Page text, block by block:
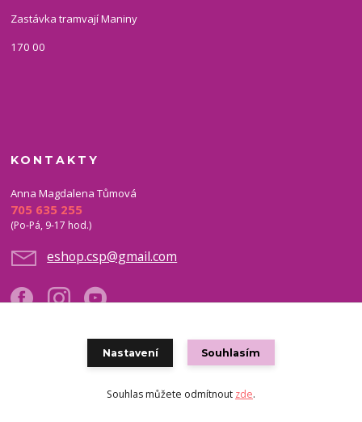
Zastávka tramvají Maniny
170 00
KONTAKTY
Anna Magdalena Tůmová
705 635 255
(Po-Pá, 9-17 hod.)
eshop.csp@gmail.com
Vytvořeno na
Eshop-rychle.cz
Nastavení Souhlasím
Souhlas můžete odmítnout zde.